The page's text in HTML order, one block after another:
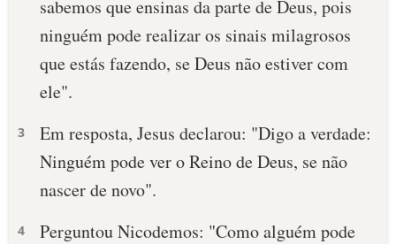
DEVOCIONAL DIÁRIO
10 MANDAMENTOS
ESBOÇOS DE PREGAÇÃO
sabemos que ensinas da parte de Deus, pois
ninguém pode realizar os sinais milagrosos
que estás fazendo, se Deus não estiver com
ele".
3
Em resposta, Jesus declarou: "Digo a verdade:
Ninguém pode ver o Reino de Deus, se não
nascer de novo".
4
Perguntou Nicodemos: "Como alguém pode